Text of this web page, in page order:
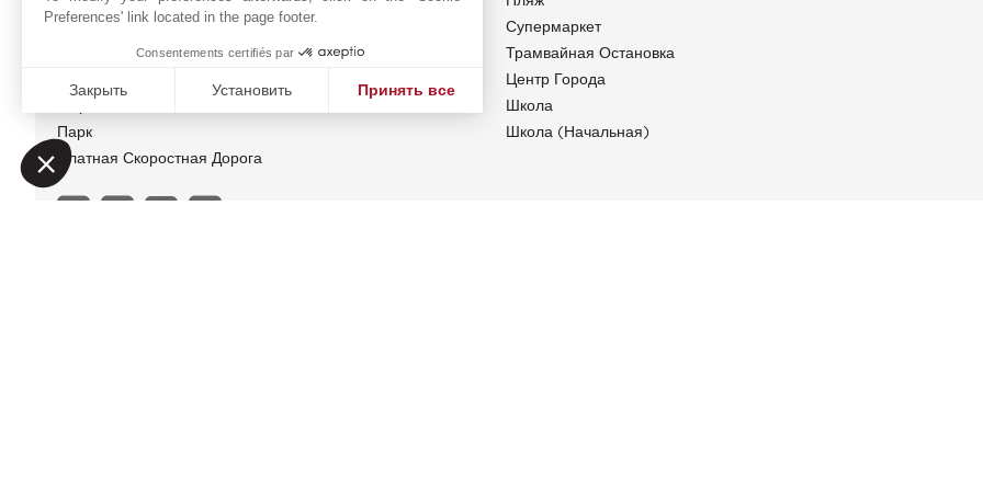
Аэропорт
Больница/Поликлиника
Парк
Платная Скоростная Дорога
Супермаркет
Трамвайная Остановка
Центр Города
Школа
Школа (начальная)
Preferences' link located in the page footer.
Consentements certifiés par
Закрыть Установить Принять все
Axeptio consent
Платформа управления согласием: настройте свои параметры
Наша платформа позволяет вам настраивать параметры конфиденциальности и управлять ими, обеспечивая